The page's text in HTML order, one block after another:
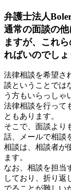
弁護士法人
通常の面談の
ますが、これ
ればいのでしょ
法律相談を希望さ
談ということでは
う方もいらっしゃ
法律相談を行って
ともあります。
そこで、面談より
話、メールで相談
相談は、相談者が
ます。
なお、相談を担当
しており、折り返